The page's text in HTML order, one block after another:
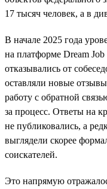
17 тысяч человек, а в
В начале 2025 года
на платформе Dream
отказывались от
оставляли новые
работу с обратной
за процесс. Ответы на
не публиковались, а
выглядели скорее
соискателей.
Это напрямую